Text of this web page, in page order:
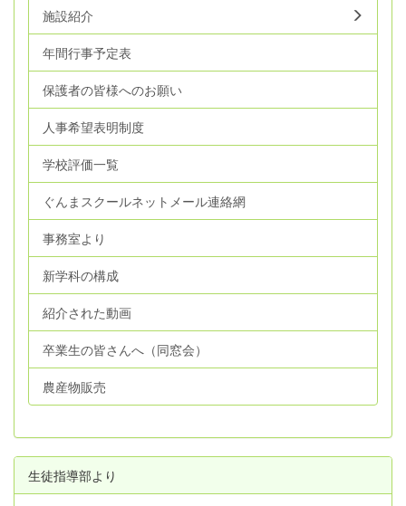
施設紹介
年間行事予定表
保護者の皆様へのお願い
人事希望表明制度
学校評価一覧
ぐんまスクールネットメール連絡網
事務室より
新学科の構成
紹介された動画
卒業生の皆さんへ（同窓会）
農産物販売
生徒指導部より